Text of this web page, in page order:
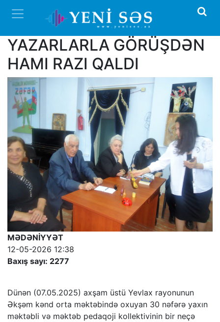
YAZARLARLA GÖRÜŞDƏN
HAMI RAZI QALDI
MƏDƏNİYYƏT
12-05-2026 12:38
Baxış sayı: 2277
Dünən (07.05.2025) axşam üstü Yevlax rayonunun
Əkşəm kənd orta məktəbində oxuyan 30 nəfərə yaxın
məktəbli və məktəb pedaqoji kollektivinin bir neçə